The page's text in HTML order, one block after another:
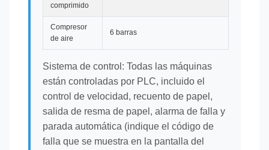
comprimido
Compresor
de aire
6 barras
Sistema de control: Todas las máquinas
están controladas por PLC, incluido el
control de velocidad, recuento de papel,
salida de resma de papel, alarma de falla y
parada automática (indique el código de
falla que se muestra en la pantalla del